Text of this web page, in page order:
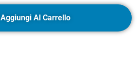
Aggiungi Al Carrello